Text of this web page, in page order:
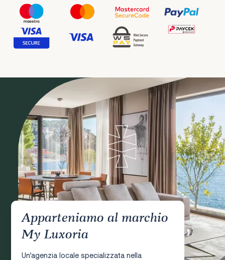
Apparteniamo al marchio
My Luxoria
Un’agenzia locale specializzata nella